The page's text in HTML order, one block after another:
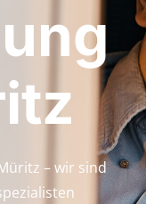
– wir sind